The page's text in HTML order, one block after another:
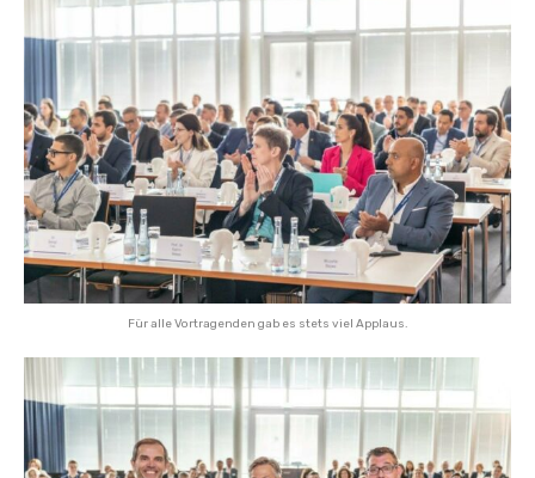
Für alle Vortragenden gab es stets viel Applaus.